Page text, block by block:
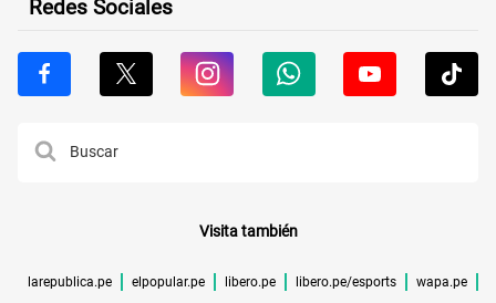
Redes Sociales
Visita también
larepublica.pe elpopular.pe libero.pe libero.pe/esports wapa.pe